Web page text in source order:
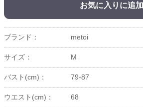
お気に入りに追加
ブランド： metoi
サイズ： M
バスト(cm)： 79-87
ウエスト(cm)： 68